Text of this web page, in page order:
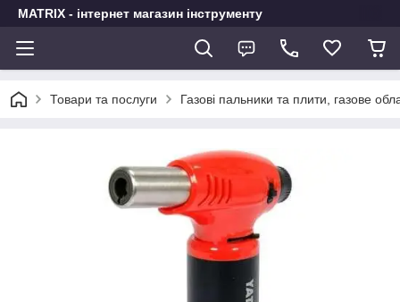
MATRIX - інтернет магазин інструменту
Товари та послуги Газові пальники та плити, газове